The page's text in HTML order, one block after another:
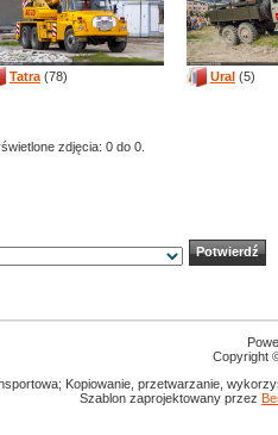
Tatra (78) Ural (5)
zdjęcia: 0 do 0.
Copyright
Kopiowanie, przetwarzanie,
Szablon zaprojektowany przez